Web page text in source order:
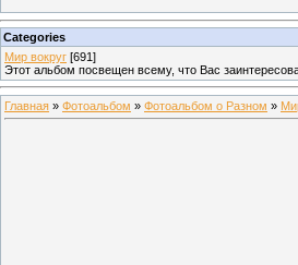
Categories
Мир вокруг [691]
Этот альбом посвещен всему, что Вас
Главная » Фотоальбом » Фотоальбом о Разном »